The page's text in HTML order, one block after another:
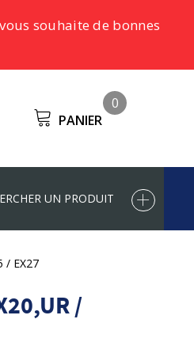
souhaite de bonnes
PANIER
0
/ EX27
/